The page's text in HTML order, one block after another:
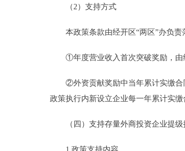
（2）支持方式
本政策条款由经开区“两区”办负责
①年度营业收入首次突破奖励，由
②外资贡献奖励中当年累计实缴合同
政策执行内新设立企业每一年累计实
（四）支持存量外商投资企业提级
1.政策支持内容